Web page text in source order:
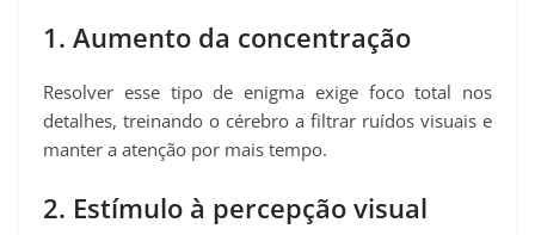
1. Aumento da concentração
Resolver esse tipo de enigma exige foco total nos
detalhes, treinando o cérebro a filtrar ruídos visuais e
manter a atenção por mais tempo.
2. Estímulo à percepção visual